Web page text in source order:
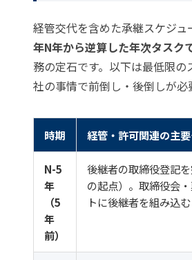
経管交代を含めた承継スケジュ
年N年から逆算した年次タスク
務の定石です。以下は最低限の
社の事情で前倒し・後倒しが必
時期 経管・許可関連の主
N-5
年
（5
年
前）
後継者の取締役登記
の起点）。取締役会
トに後継者を組み込む